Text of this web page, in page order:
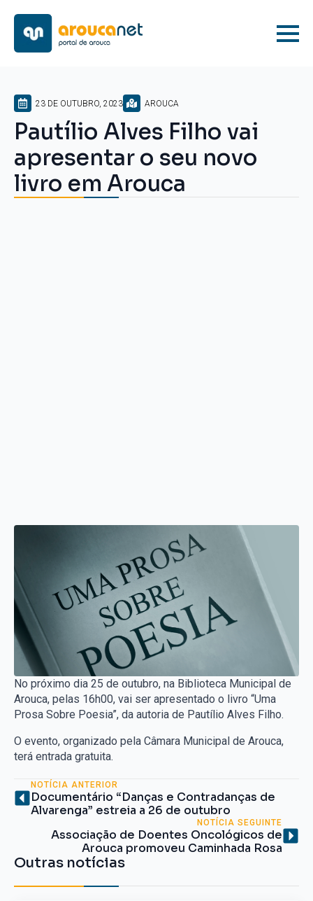
23 DE OUTUBRO, 2023 AROUCA
Pautílio Alves Filho vai
apresentar o seu novo
livro em Arouca
No próximo dia 25 de outubro, na Biblioteca Municipal de
Arouca, pelas 16h00, vai ser apresentado o livro “Uma
Prosa Sobre Poesia”, da autoria de Pautílio Alves Filho.
O evento, organizado pela Câmara Municipal de Arouca,
terá entrada gratuita.
NOTÍCIA ANTERIOR
Documentário “Danças e Contradanças de
Alvarenga” estreia a 26 de outubro
NOTÍCIA SEGUINTE
Associação de Doentes Oncológicos de
Arouca promoveu Caminhada Rosa
Outras notícias